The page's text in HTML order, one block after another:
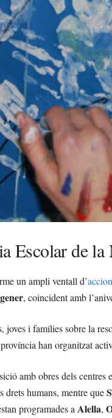
Escolar de
un ampli ventall d’
, coincident amb
joves i famílies sobre la
han organitzat
amb obres dels
humans, mentre que
programades aAlella,